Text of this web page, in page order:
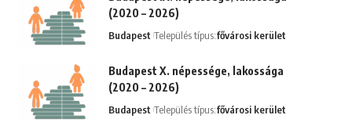
(2020 – 2026)
Budapest Település típus:fővárosi kerület
Budapest X. népessége, lakossága
(2020 – 2026)
Budapest Település típus:fővárosi kerület